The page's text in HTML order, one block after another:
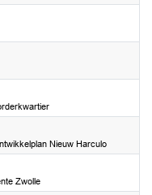
Nieuw Harculo
Zwolle